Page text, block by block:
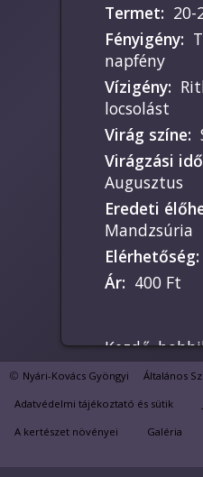
Termet: 20-
Fényigény:
napfény
Vízigény:
locsolást
Virág színe:
Virágzási idő
Augusztus
Eredeti
Mandzsúria
Elérhetőség:
Ár: 400 Ft
Kezdő
is
könnyen
Télre
Nyári-Kovács Gyöngyi Általános
Adatvédelmi tájékoztató és sütik
A kertészet növényei Galéria